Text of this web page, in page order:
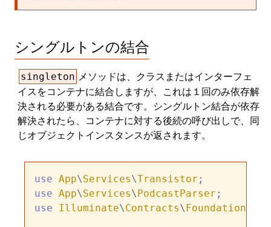
シングルトンの結合
singleton メソッドは、クラスまたはインターフェ
イスをコンテナに結合しますが、これは１回のみ依存解
決される必要がある結合です。シングルトン結合が依存
解決されたら、コンテナに対する後続の呼び出しで、同
じオブジェクトインスタンスが返されます。
use App\Services\Transistor
use App\Services\PodcastParser
use
Illuminate\Contracts\Foundation